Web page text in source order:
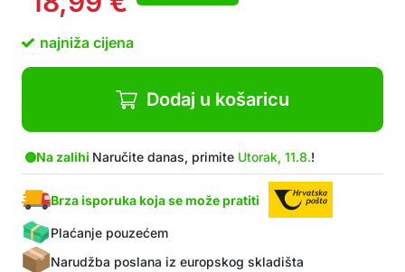
Brza postava i provjera vremena dolaska
najniža cijena
Dodaj u košaricu
Na zalihi Naručite danas, primite Utorak, 11.8.!
Brza isporuka koja se može pratiti
Plaćanje pouzećem
Narudžba poslana iz europskog skladišta